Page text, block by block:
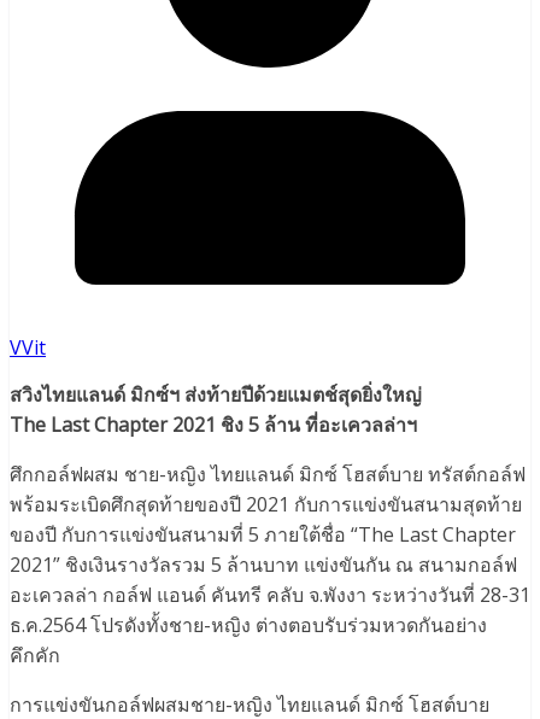
VVit
สวิงไทยแลนด์ มิกซ์ฯ ส่งท้ายปีด้วยแมตช์สุดยิ่งใหญ่
The Last Chapter 2021 ชิง 5 ล้าน ที่อะเควลล่าฯ
ศึกกอล์ฟผสม ชาย-หญิง ไทยแลนด์ มิกซ์ โฮสต์บาย ทรัสต์กอล์ฟ
พร้อมระเบิดศึกสุดท้ายของปี 2021 กับการแข่งขันสนามสุดท้าย
ของปี กับการแข่งขันสนามที่ 5 ภายใต้ชื่อ “The Last Chapter
2021” ชิงเงินรางวัลรวม 5 ล้านบาท แข่งขันกัน ณ สนามกอล์ฟ
อะเควลล่า กอล์ฟ แอนด์ คันทรี คลับ จ.พังงา ระหว่างวันที่ 28-31
ธ.ค.2564 โปรดังทั้งชาย-หญิง ต่างตอบรับร่วมหวดกันอย่าง
คึกคัก
การแข่งขันกอล์ฟผสมชาย-หญิง ไทยแลนด์ มิกซ์ โฮสต์บาย